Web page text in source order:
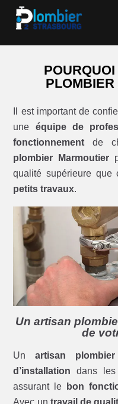
Il est important de
une équipe de
fonctionnement de
plombier Marmoutier
qualité supérieure
petits travaux.
Un artisan
de
Unartisan plombier
d’installation dans les
assurant le
bon